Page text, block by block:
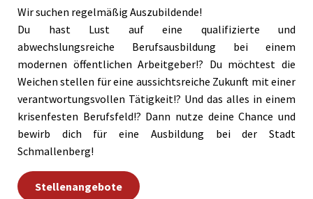
Wir suchen regelmäßig Auszubildende!
Du hast Lust auf eine qualifizierte und
abwechslungsreiche Berufsausbildung bei einem
modernen öffentlichen Arbeitgeber!? Du möchtest die
Weichen stellen für eine aussichtsreiche Zukunft mit einer
verantwortungsvollen Tätigkeit!? Und das alles in einem
krisenfesten Berufsfeld!? Dann nutze deine Chance und
bewirb dich für eine Ausbildung bei der Stadt
Schmallenberg!
Stellenangebote